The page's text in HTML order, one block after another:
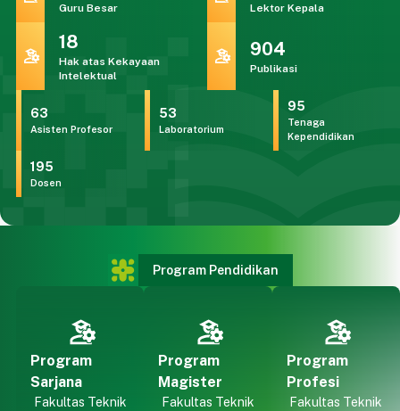
Guru Besar Lektor Kepala
18
Hak atas Kekayaan
Intelektual
904
Publikasi
63
Asisten Profesor
53
Laboratorium
95
Tenaga
Kependidikan
195
Dosen
Program Pendidikan
Program
Sarjana
Fakultas Teknik
Program
Magister
Fakultas Teknik
Program
Profesi
Fakultas Teknik